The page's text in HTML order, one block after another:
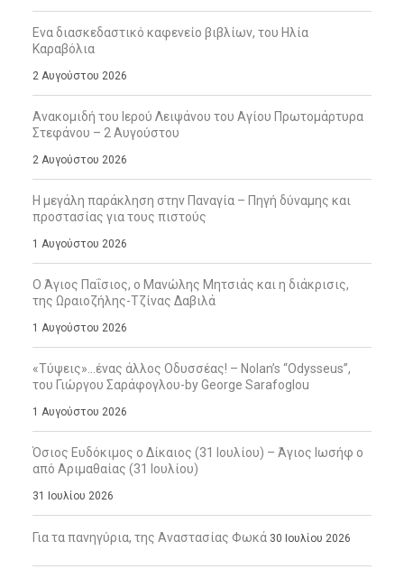
Ενα διασκεδαστικό καφενείο βιβλίων, του Ηλία
Καραβόλια
2 Αυγούστου 2026
Ανακομιδή του Ιερού Λειψάνου του Αγίου Πρωτομάρτυρα
Στεφάνου – 2 Αυγούστου
2 Αυγούστου 2026
Η μεγάλη παράκληση στην Παναγία – Πηγή δύναμης και
προστασίας για τους πιστούς
1 Αυγούστου 2026
Ο Άγιος Παΐσιος, ο Μανώλης Μητσιάς και η διάκρισις,
της Ωραιοζήλης-Τζίνας Δαβιλά
1 Αυγούστου 2026
«Τύψεις»…ένας άλλος Οδυσσέας! – Nolan’s “Odysseus”,
του Γιώργου Σαράφογλου-by George Sarafoglou
1 Αυγούστου 2026
Όσιος Ευδόκιμος ο Δίκαιος (31 Ιουλίου) – Άγιος Ιωσήφ ο
από Αριμαθαίας (31 Ιουλίου)
31 Ιουλίου 2026
Για τα πανηγύρια, της Αναστασίας Φωκά 30 Ιουλίου 2026